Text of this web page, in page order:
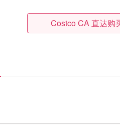
Costco CA 直达购